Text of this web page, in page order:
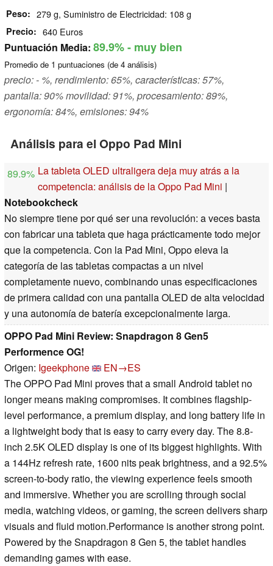
Peso 279 g, Suministro de Electricidad: 108 g
Precio 640 Euros
Puntuación Media: 89.9%- muy bien
Promedio de 1 puntuaciones (de 4 análisis)
precio: - %, rendimiento: 65%, características: 57%,
pantalla: 90% movilidad: 91%, procesamiento: 89%,
ergonomía: 84%, emisiones: 94%
Análisis para el Oppo Pad Mini
89.9% La tableta OLED ultraligera deja muy atrás a la
competencia: análisis de la Oppo Pad Mini |
Notebookcheck
No siempre tiene por qué ser una revolución: a veces basta
con fabricar una tableta que haga prácticamente todo mejor
que la competencia. Con la Pad Mini, Oppo eleva la
categoría de las tabletas compactas a un nivel
completamente nuevo, combinando unas especificaciones
de primera calidad con una pantalla OLED de alta velocidad
y una autonomía de batería excepcionalmente larga.
OPPO Pad Mini Review: Snapdragon 8 Gen5
Performence OG!
Origen: Igeekphone
EN→ES
The OPPO Pad Mini proves that a small Android tablet no
longer means making compromises. It combines flagship-
level performance, a premium display, and long battery life in
a lightweight body that is easy to carry every day. The 8.8-
inch 2.5K OLED display is one of its biggest highlights. With
a 144Hz refresh rate, 1600 nits peak brightness, and a 92.5%
screen-to-body ratio, the viewing experience feels smooth
and immersive. Whether you are scrolling through social
media, watching videos, or gaming, the screen delivers sharp
visuals and fluid motion.Performance is another strong point.
Powered by the Snapdragon 8 Gen 5, the tablet handles
demanding games with ease.